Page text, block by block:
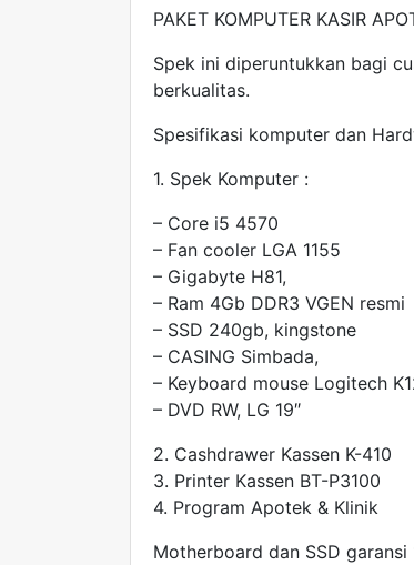
PAKET KOMPUTER KASIR
Spek ini diperuntukkan bagi
berkualitas.
Spesifikasi komputer dan
1. Spek Komputer :
– Core i5 4570
– Fan cooler LGA 1155
– Gigabyte H81,
– Ram 4Gb DDR3 VGEN resmi
– SSD 240gb, kingstone
– CASING Simbada,
– Keyboard mouse Logitech
– DVD RW, LG 19″
2. Cashdrawer Kassen K-410
3. Printer Kassen BT-P3100
4. Program Apotek & Klinik
Motherboard dan SSD